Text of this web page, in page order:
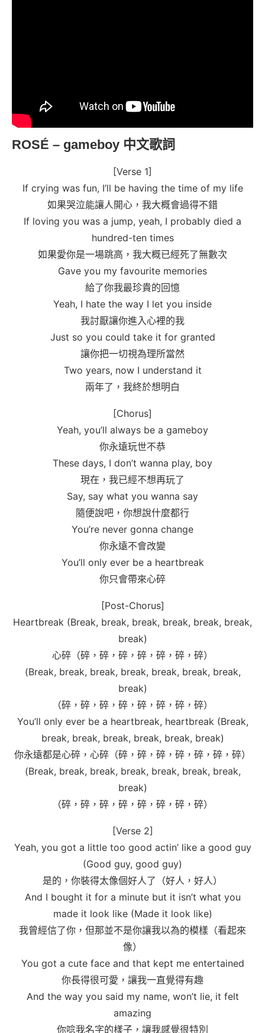
ROSÉ – gameboy 中文歌詞
[Verse 1]
If crying was fun, I’ll be having the time of my life
如果哭泣能讓人開心，我大概會過得不錯
If loving you was a jump, yeah, I probably died a
hundred-ten times
如果愛你是一場跳高，我大概已經死了無數次
Gave you my favourite memories
給了你我最珍貴的回憶
Yeah, I hate the way I let you inside
我討厭讓你進入心裡的我
Just so you could take it for granted
讓你把一切視為理所當然
Two years, now I understand it
兩年了，我終於想明白
[Chorus]
Yeah, you’ll always be a gameboy
你永遠玩世不恭
These days, I don’t wanna play, boy
現在，我已經不想再玩了
Say, say what you wanna say
隨便說吧，你想說什麼都行
You’re never gonna change
你永遠不會改變
You’ll only ever be a heartbreak
你只會帶來心碎
[Post-Chorus]
Heartbreak (Break, break, break, break, break, break,
break)
心碎（碎，碎，碎，碎，碎，碎，碎）
(Break, break, break, break, break, break, break,
break)
（碎，碎，碎，碎，碎，碎，碎，碎）
You’ll only ever be a heartbreak, heartbreak (Break,
break, break, break, break, break, break)
你永遠都是心碎，心碎（碎，碎，碎，碎，碎，碎，碎）
(Break, break, break, break, break, break, break,
break)
（碎，碎，碎，碎，碎，碎，碎，碎）
[Verse 2]
Yeah, you got a little too good actin’ like a good guy
(Good guy, good guy)
是的，你裝得太像個好人了（好人，好人）
And I bought it for a minute but it isn’t what you
made it look like (Made it look like)
我曾經信了你，但那並不是你讓我以為的模樣（看起來
像）
You got a cute face and that kept me entertained
你長得很可愛，讓我一直覺得有趣
And the way you said my name, won’t lie, it felt
amazing
你唸我名字的樣子，讓我感覺很特別